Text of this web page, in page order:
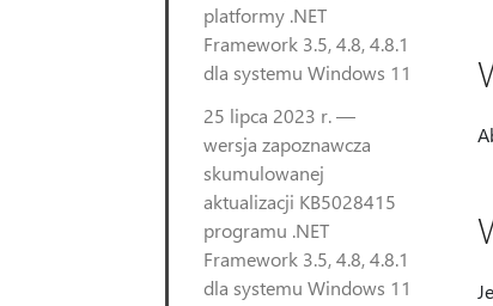
platformy .NET
Framework 3.5, 4.8, 4.8.1
dla systemu Windows 11
25 lipca 2023 r. —
wersja zapoznawcza
skumulowanej
aktualizacji KB5028415
programu .NET
Framework 3.5, 4.8, 4.8.1
dla systemu Windows 11